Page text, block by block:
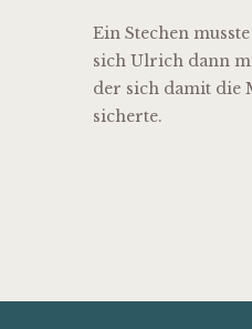
Ein Stechen
sich Ulrich dann
der sich damit die
sicherte.